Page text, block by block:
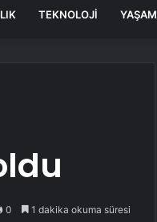
TEKNOLOJI YAŞAM
0 1 dakika okuma süresi